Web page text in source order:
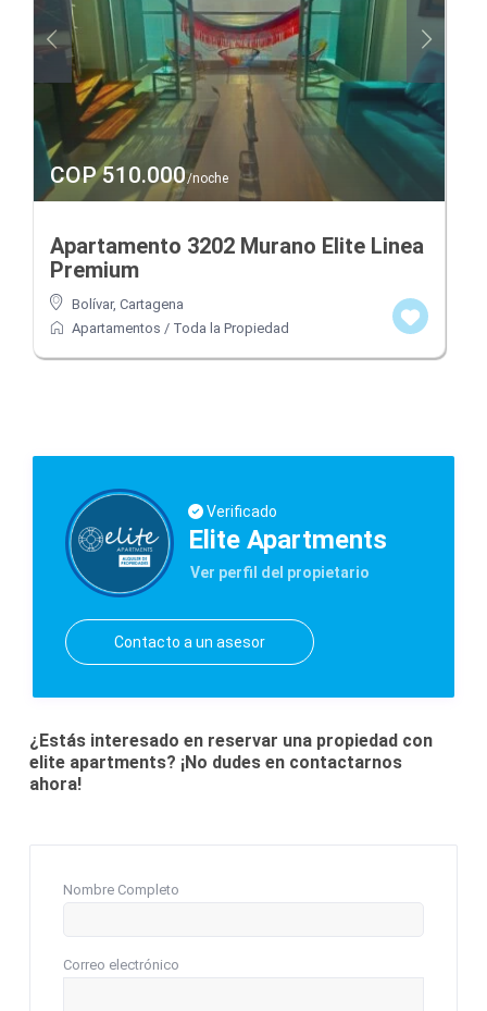
COP 510.000/noche
Apartamento 3202 Murano Elite Linea
Premium
Bolívar,Cartagena
Apartamentos / Toda la Propiedad
Verificado
Elite Apartments
Ver perfil del propietario
Contacto a un asesor
¿Estás interesado en reservar una propiedad con
elite apartments? ¡No dudes en contactarnos
ahora!
Nombre Completo
Correo electrónico